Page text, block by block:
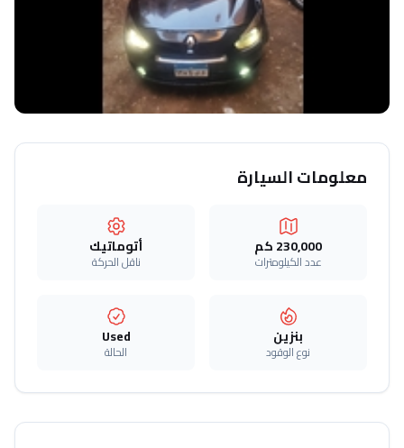
معلومات السيارة
230,000 كم
عدد الكيلومترات
أتوماتيك‎
ناقل الحركة
بنزين
نوع الوقود
Used
الحالة